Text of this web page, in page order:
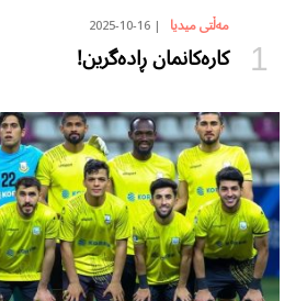
مەڵتی میدیا 2025-10-16
کارەکانمان ڕادەگرین!